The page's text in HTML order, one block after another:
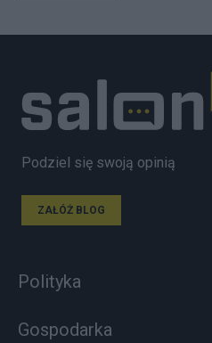
Podziel się swoją opinią
ZAŁÓŻ BLOG
Polityka
Gospodarka